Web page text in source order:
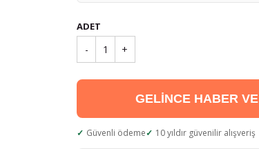
ADET
- 1 +
GELİNCE HABER
Güvenli ödeme 10 yıldır güvenilir alışveriş